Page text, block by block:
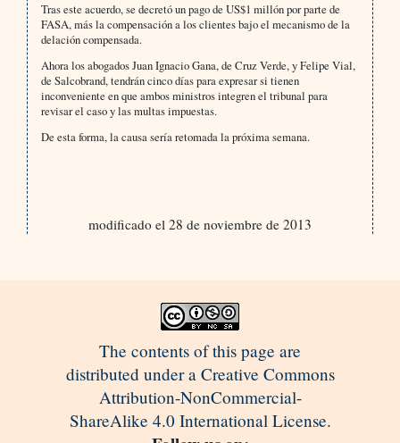
Tras este acuerdo, se decretó un pago de US$1 millón por parte de
FASA, más la compensación a los clientes bajo el mecanismo de la
delación compensada.
Ahora los abogados Juan Ignacio Gana, de Cruz Verde, y Felipe Vial,
de Salcobrand, tendrán cinco días para expresar si tienen
inconveniente en que ambos ministros integren el tribunal para
revisar el caso y las multas impuestas.
De esta forma, la causa sería retomada la próxima semana.
modificado el 28 de noviembre de 2013
The contents of this page are
distributed under a Creative Commons
Attribution-NonCommercial-
ShareAlike 4.0 International License.